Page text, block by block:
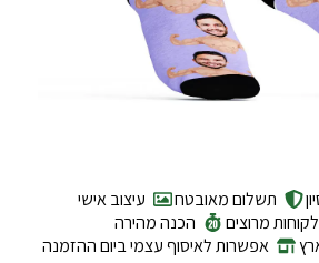
תשלום מאובטח
עיצוב אישי
מרוצים
הכנה מהירה
אפשרות לאיסוף עצמי ביום ההזמנה